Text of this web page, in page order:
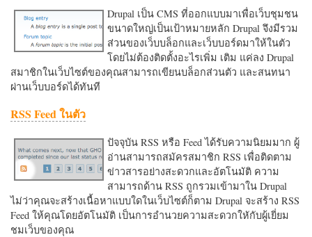
Drupal เป็น CMS ที่ออกแบบมาเพื่อเว็บชุมชน
ขนาดใหญ่เป็นเป้าหมายหลัก Drupal จึงมีรวม
ส่วนของเว็บบล็อกและเว็บบอร์ดมาให้ในตัว
โดยไม่ต้องติดตั้งอะไรเพิ่ม เติม แค่ลง Drupal
สมาชิกในเว็บไซต์ของคุณสามารถเขียนบล็อกส่วนตัว และสนทนา
ผ่านเว็บบอร์ดได้ทันที
RSS Feed ในตัว
ปัจจุบัน RSS หรือ Feed ได้รับความนิยมมาก ผู้
อ่านสามารถสมัครสมาชิก RSS เพื่อติดตาม
ข่าวสารอย่างสะดวกและอัตโนมัติ ความ
สามารถด้าน RSS ถูกรวมเข้ามาใน Drupal
ไม่ว่าคุณจะสร้างเนื้อหาแบบใดในเว็บไซต์ก็ตาม Drupal จะสร้าง RSS
Feed ให้คุณโดยอัตโนมัติ เป็นการอำนวยความสะดวกใหักับผู้เยี่ยม
ชมเว็บของคุณ